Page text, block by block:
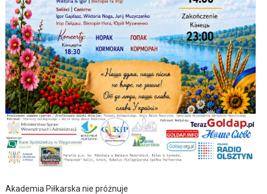
Akademia Piłkarska nie próżnuje